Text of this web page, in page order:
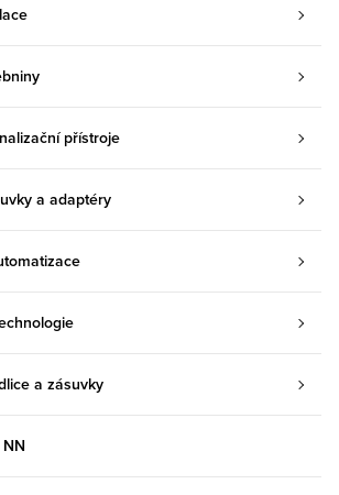
přístroje
a adaptéry
a zásuvky